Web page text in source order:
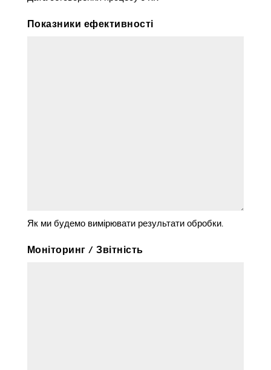
ДД
Показники ефективності
Як ми будемо вимірювати результати обробки.
Моніторинг / Звітність